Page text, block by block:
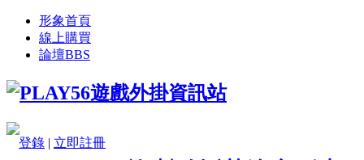
形象首頁
線上購買
論壇BBS
登錄 | 立即註冊